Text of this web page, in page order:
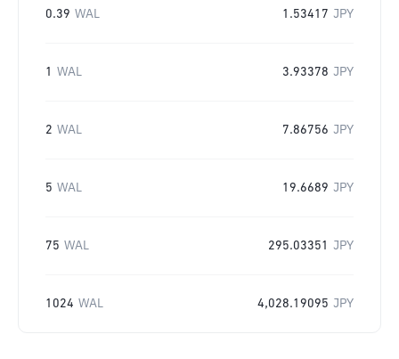
0.39 WAL 1.53417 JPY
1 WAL 3.93378 JPY
2 WAL 7.86756 JPY
5 WAL 19.6689 JPY
75 WAL 295.03351 JPY
1024 WAL 4,028.19095 JPY